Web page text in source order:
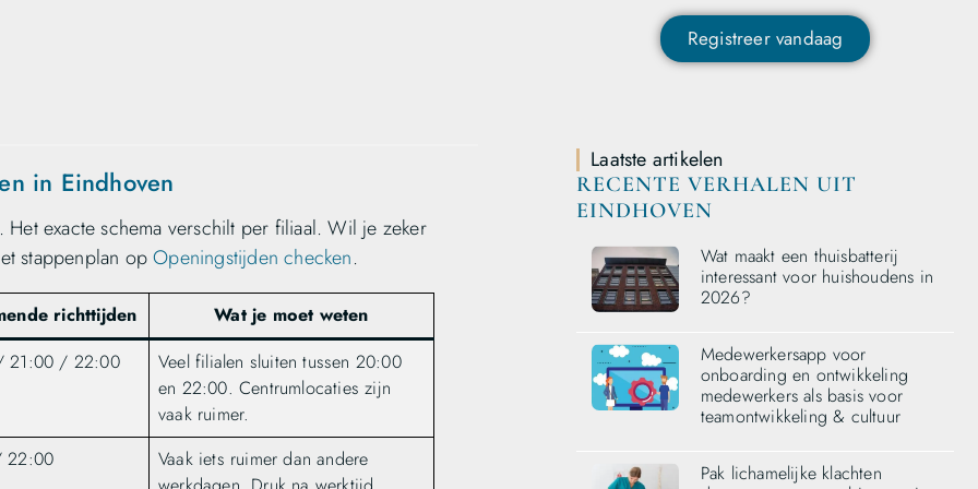
in Eindhoven
Het exacte schema verschilt per filiaal. Wil je zeker
stappenplan opOpeningstijden checken.
richttijden
Wat je moet weten
21:00 / 22:00
Veel filialen sluiten tussen 20:00
en 22:00. Centrumlocaties zijn
vaak ruimer.
22:00
Vaak iets ruimer dan andere
Registreer vandaag
Laatste artikelen
RECENTE VERHALEN UIT
EINDHOVEN
Wat maakt een thuisbatterij
interessant voor huishoudens in
2026?
Medewerkersapp voor
onboarding en ontwikkeling
medewerkers als basis voor
teamontwikkeling & cultuur
Pak lichamelijke klachten